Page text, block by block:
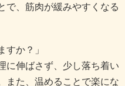
で、筋肉が緩みやすくなる
すか？」
に伸ばさず、少し落ち着い
また、温めることで楽にな